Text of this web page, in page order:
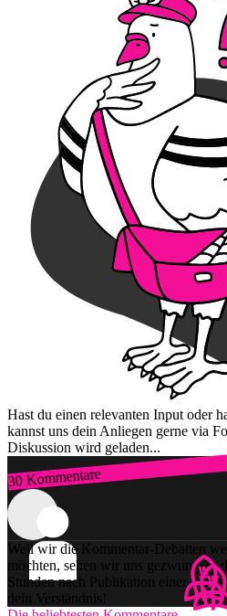
Hast du einen relevanten Input oder
kannst uns dein Anliegen gerne via
Diskussion wird geladen...
30 Kommentare
Zum Login
Weil wir die Kommentar-Debatten
möchten, sehen wir uns
Stunden nach Publikation einer Story
dein Verständnis!